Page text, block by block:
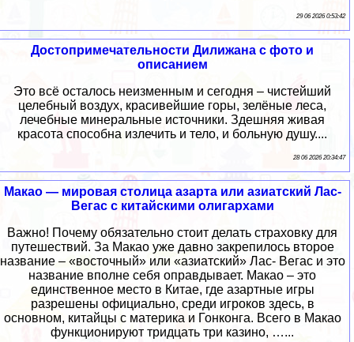
29 06 2026 0:53:42
Достопримечательности Дилижана с фото и
описанием
Это всё осталось неизменным и сегодня – чистейший
целебный воздух, красивейшие горы, зелёные леса,
лечебные минеральные источники. Здешняя живая
красота способна излечить и тело, и больную душу....
28 06 2026 20:34:47
Макао — мировая столица азарта или азиатский Лас-
Вегас с китайскими олигархами
Важно! Почему обязательно стоит делать страховку для
путешествий. За Макао уже давно закрепилось второе
название – «восточный» или «азиатский» Лас- Вегас и это
название вполне себя оправдывает. Макао – это
единственное место в Китае, где азартные игры
разрешены официально, среди игроков здесь, в
основном, китайцы с материка и Гонконга. Всего в Макао
функционируют тридцать три казино, …...